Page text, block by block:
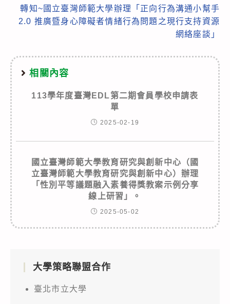
轉知~國立臺灣師範大學辦理「正向行為溝通小幫手
2.0 推廣暨身心障礙者情緒行為問題之現行支持資源
網絡座談」
相關內容
113學年度臺灣EDL第二期會員學校申請表
單
2025-02-19
國立臺灣師範大學教育研究與創新中心（國
立臺灣師範大學教育研究與創新中心）辦理
「性別平等議題融入素養得獎教案示例分享
線上研習」。
2025-05-02
大學策略聯盟合作
臺北市立大學